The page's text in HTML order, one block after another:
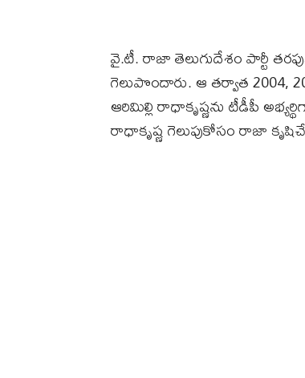
వై.టీ. రాజా తెలుగుదేశం పార్టీ
గెలుపొందారు. ఆ తర్వాత
ఆరిమిల్లి రాధాకృష్ణను టీడీపీ
రాధాకృష్ణ గెలుపుకోసం రాజా